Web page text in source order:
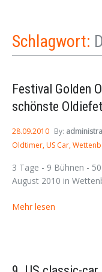
Schlagwort:
Festival Golden
schönste
28.09.2010 By:
Oldtimer US Car
3 Tage - 9 Bühnen -
August 2010 in
Mehr lesen